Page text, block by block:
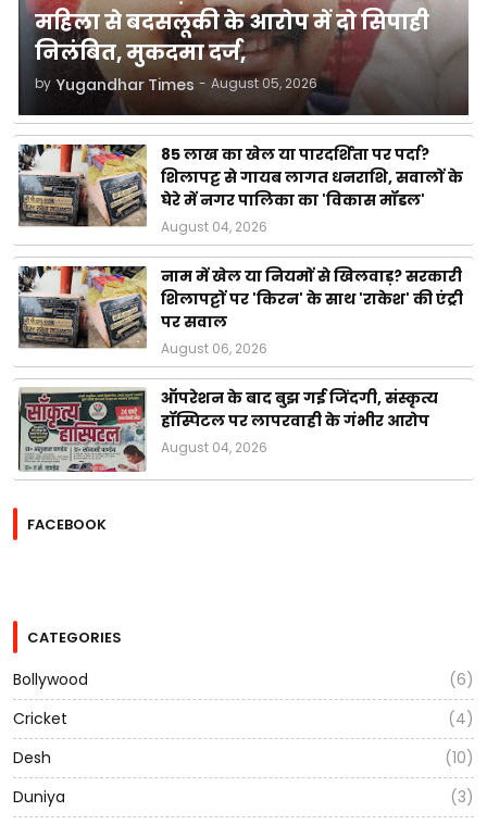
महिला से बदसलूकी के आरोप में दो सिपाही
निलंबित, मुकदमा दर्ज,
by Yugandhar Times - August 05, 2026
85 लाख का खेल या पारदर्शिता पर पर्दा?
शिलापट्ट से गायब लागत धनराशि, सवालों के
घेरे में नगर पालिका का 'विकास मॉडल'
August 04, 2026
नाम में खेल या नियमों से खिलवाड़? सरकारी
शिलापट्टों पर 'किरन' के साथ 'राकेश' की एंट्री
पर सवाल
August 06, 2026
ऑपरेशन के बाद बुझ गई जिंदगी, संस्कृत्य
हॉस्पिटल पर लापरवाही के गंभीर आरोप
August 04, 2026
FACEBOOK
CATEGORIES
Bollywood
(6)
Cricket
(4)
Desh
(10)
Duniya
(3)